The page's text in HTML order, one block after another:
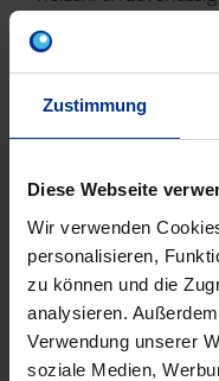
Zustimmung
Diese Webseite
Wir verwenden
personalisieren,
zu können und die
analysieren.
Verwendung unserer
soziale Medien,
Kurz gesagt: Für die
Installation. Und das
Produkten von
Haustechnik-
daher fiel auch beim
Wahl leicht.“,